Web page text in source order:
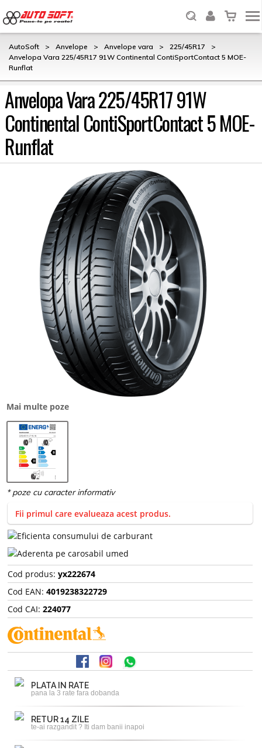
AutoSoft > Anvelope > Anvelope vara > 225/45R17
>
Anvelopa Vara 225/45R17 91W Continental ContiSportContact 5 MOE-
Runflat
Anvelopa Vara 225/45R17 91W
Continental ContiSportContact 5 MOE-
Runflat
Mai multe poze
Fii primul care evalueaza acest produs.
Cod produs: yx222674
Cod EAN: 4019238322729
Cod CAI: 224077
PLATA IN RATE
pana la 3 rate fara dobanda
RETUR 14 ZILE
te-ai razgandit ? Iti dam banii inapoi